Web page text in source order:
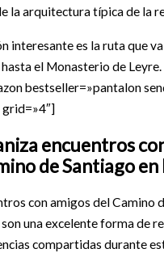
la arquitectura típica de la
interesante es la ruta que
el Monasterio de Leyre.
bestseller=»pantalon
grid=»4″]
encuentros
de Santiago
con amigos del Camino
una excelente forma de
compartidas durante